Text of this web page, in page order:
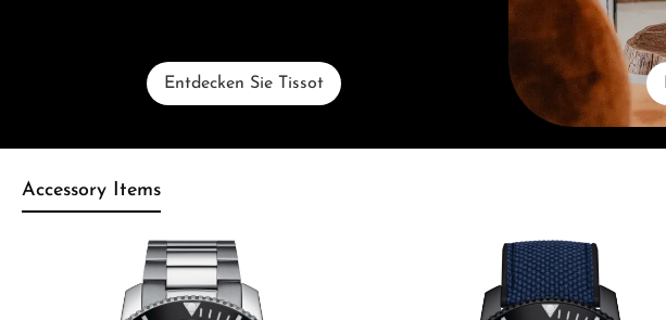
Entdecken Sie Tissot
Accessory Items
Produktgalerie überspringen